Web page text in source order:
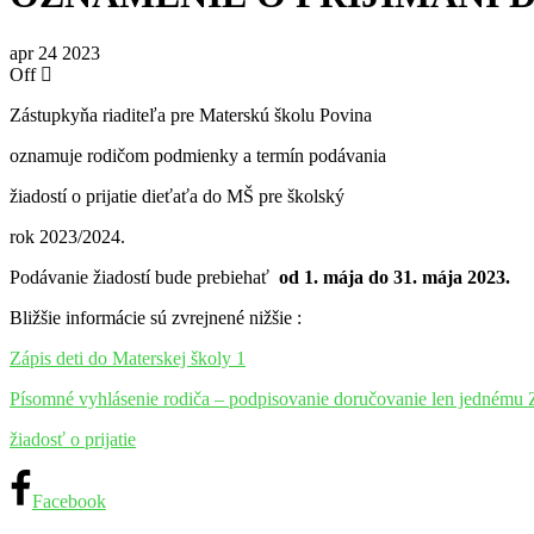
apr 24 2023
Off
Zástupkyňa riaditeľa pre Materskú školu Povina
oznamuje rodičom podmienky a termín podávania
žiadostí o prijatie dieťaťa do MŠ pre školský
rok 2023/2024.
Podávanie žiadostí bude prebiehať od 1. mája do 31. mája 2023.
Bližšie informácie sú zvrejnené nižšie :
Zápis deti do Materskej školy 1
Písomné vyhlásenie rodiča – podpisovanie doručovanie len jednému
žiadosť o prijatie
Facebook